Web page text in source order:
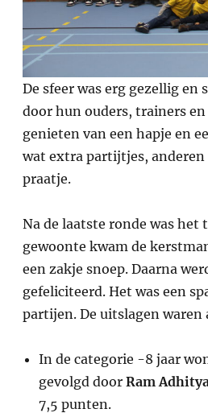
De sfeer was erg gezellig en
door hun ouders, trainers
genieten van een hapje en
wat extra partijtjes, anderen
praatje.
Na de laatste ronde was
gewoonte kwam de
een zakje snoep. Daarna
gefeliciteerd. Het was een
partijen. De uitslagen waren
In de categorie -8 jaar
gevolgd door Ram
7,5 punten.